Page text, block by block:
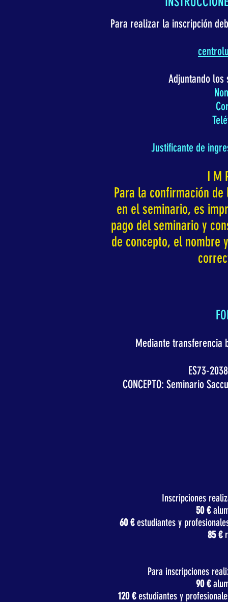
Para realizar la inscripción
Adjuntando los
Justificante de
I M
Para la confirmación
en el seminario, es
pago del seminario y
de concepto, el nombre
Mediante transferencia
ES73-
CONCEPTO: Seminario
Inscripciones
50 €
60 €estudiantes y
85 €
Para inscripciones
90 €
120 €estudiantes y